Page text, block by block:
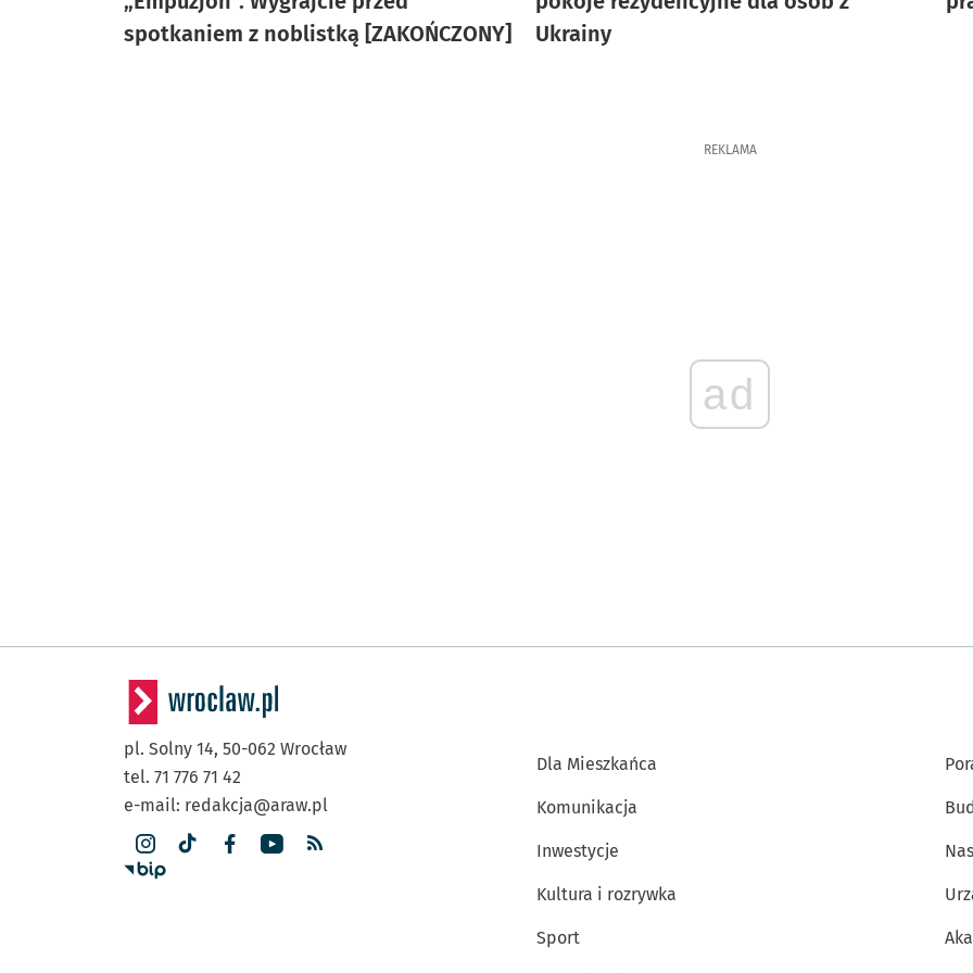
spotkaniem z noblistką [ZAKOŃCZONY]
Ukrainy
REKLAMA
ad
pl. Solny 14, 50-062 Wrocław
tel. 71 776 71 42
e-mail: redakcja@araw.pl
Dla Mieszkańca
Komunikacja
Inwestycje
Kultura i rozrywka
Sport